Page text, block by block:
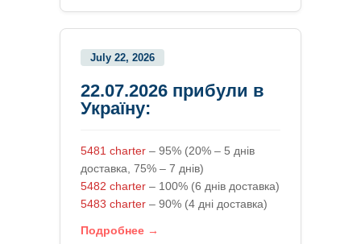
July 22, 2026
22.07.2026 прибули в
Україну:
5481 charter – 95% (20% – 5 днів
доставка, 75% – 7 днів)
5482 charter – 100% (6 днів доставка)
5483 charter – 90% (4 дні доставка)
Подробнее →